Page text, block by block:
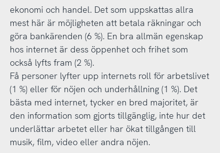
ekonomi och handel. Det som uppskattas allra
mest här är möjligheten att betala räkningar och
göra bankärenden (6 %). En bra allmän egenskap
hos internet är dess öppenhet och frihet som
också lyfts fram (2 %).
Få personer lyfter upp internets roll för arbetslivet
(1 %) eller för nöjen och underhållning (1 %). Det
bästa med internet, tycker en bred majoritet, är
den information som gjorts tillgänglig, inte hur det
underlättar arbetet eller har ökat tillgången till
musik, film, video eller andra nöjen.